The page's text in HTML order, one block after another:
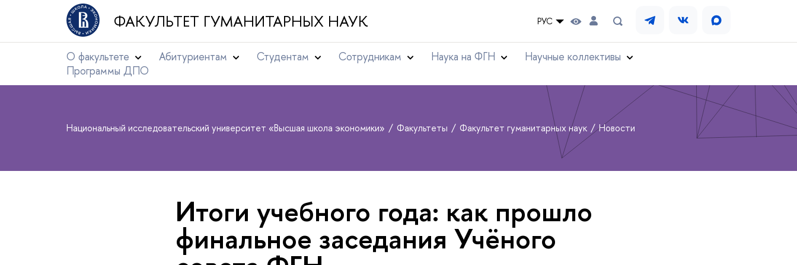
ФАКУЛЬТЕТ ГУМАНИТАРНЫХ НАУК РУС
О факультете Абитуриентам Студентам Сотрудникам Наука на ФГН
Научные коллективы
Программы ДПО
Национальный исследовательский университет «Высшая школа экономики» Факультеты Факультет гуманитарных наук Новости
Итоги учебного года: как прошло
финальное заседания Учёного